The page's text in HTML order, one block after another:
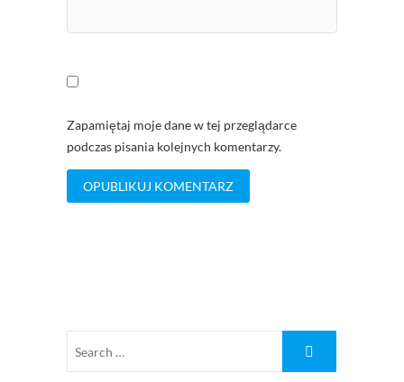
Zapamiętaj moje dane w tej przeglądarce
podczas pisania kolejnych komentarzy.